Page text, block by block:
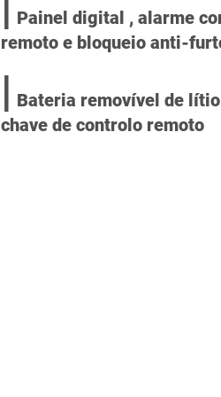
Painel digital , alarme
remoto e bloqueio anti-
| Bateria removível de
chave de controlo remoto